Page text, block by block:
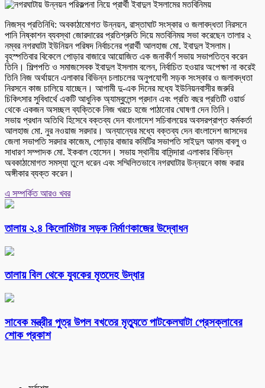
নিজস্ব প্রতিনিধি: অবকাঠামোগত উন্নয়ন, রাস্তাঘাট সংস্কার ও জলাবদ্ধতা নিরসনে
পানি নিষ্কাশন ব্যবস্থা জোরদারের প্রতিশ্রুতি দিয়ে মতবিনিময় সভা করেছেন তালার ২
নম্বর নগরঘাটা ইউনিয়ন পরিষদ নির্বাচনের প্রার্থী আলহাজ মো. ইবাদুল ইসলাম।
বৃহস্পতিবার বিকেলে পোড়ার বাজারে আয়োজিত এক জনাকীর্ণ সভায় সভাপতিত্ব করেন
তিনি। শিল্পপতি ও সমাজসেবক ইবাদুল ইসলাম বলেন, নির্বাচিত হওয়ার অপেক্ষা না করেই
তিনি নিজ অর্থায়নে এলাকার বিভিন্ন চলাচলের অনুপযোগী সড়ক সংস্কার ও জলাবদ্ধতা
নিরসনে কাজ চালিয়ে যাচ্ছেন। আগামী দু-এক দিনের মধ্যে ইউনিয়নবাসীর জরুরি
চিকিৎসার সুবিধার্থে একটি আধুনিক অ্যাম্বুলেন্স প্রদান এবং প্রতি বছর প্রতিটি ওয়ার্ড
থেকে একজন অসচ্ছল ব্যক্তিকে নিজ খরচে হজে পাঠানোর ঘোষণা দেন তিনি।
সভায় প্রধান অতিথি হিসেবে বক্তব্য দেন বাংলাদেশ সচিবালয়ের অবসরপ্রাপ্ত কর্মকর্তা
আলহাজ মো. নুর নওয়াজ সরদার। অন্যান্যের মধ্যে বক্তব্য দেন বাংলাদেশ জাসদের
জেলা সভাপতি সরদার কাজেম, পোড়ার বাজার কমিটির সভাপতি সাইদুল আলম বাবলু ও
সাধারণ সম্পাদক মো. ইকবাল হোসেন। সভায় স্থানীয় বাসিন্দারা এলাকার বিভিন্ন
অবকাঠামোগত সমস্যা তুলে ধরেন এবং সম্মিলিতভাবে নগরঘাটার উন্নয়নে কাজ করার
অঙ্গীকার ব্যক্ত করেন।
এ সম্পর্কিত আরও খবর
তালায় ২.৪ কিলোমিটার সড়ক নির্মাণকাজের উদ্বোধন
তালায় বিল থেকে যুবকের মৃতদেহ উদ্ধার
সাবেক মন্ত্রীর পুত্র উপল বখতের মৃত্যুতে পাটকেলঘাটা প্রেসক্লাবের
শোক প্রকাশ